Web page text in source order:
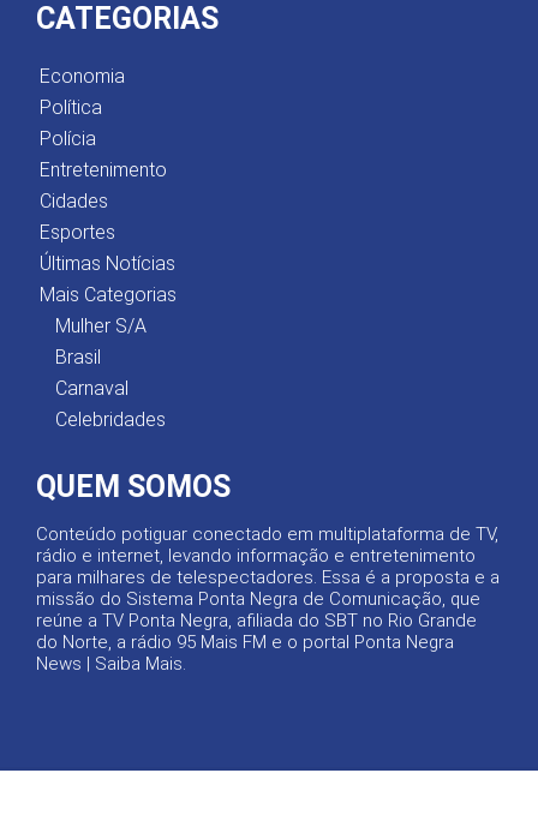
CATEGORIAS
Economia
Política
Polícia
Entretenimento
Cidades
Esportes
Últimas Notícias
Mais Categorias
Mulher S/A
Brasil
Carnaval
Celebridades
QUEM SOMOS
Conteúdo potiguar conectado em multiplataforma de TV,
rádio e internet, levando informação e entretenimento
para milhares de telespectadores. Essa é a proposta e a
missão do Sistema Ponta Negra de Comunicação, que
reúne a TV Ponta Negra, afiliada do SBT no Rio Grande
do Norte, a rádio 95 Mais FM e o portal Ponta Negra
News | Saiba Mais.